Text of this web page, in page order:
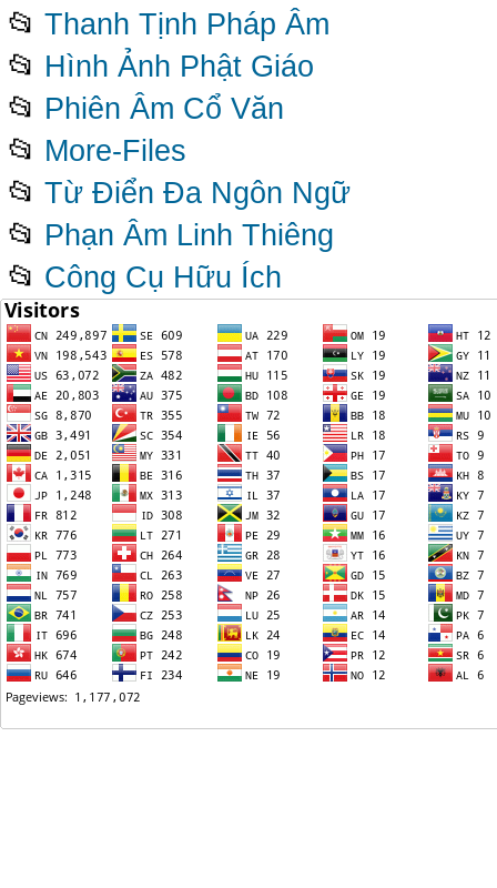
📂 Thanh Tịnh Pháp Âm
📂 Hình Ảnh Phật Giáo
📂 Phiên Âm Cổ Văn
📂 More-Files
📂 Từ Điển Đa Ngôn Ngữ
📂 Phạn Âm Linh Thiêng
📂 Công Cụ Hữu Ích